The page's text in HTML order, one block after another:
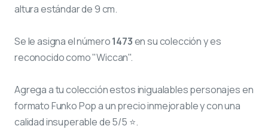
altura estándar de 9 cm.
Se le asigna el número1473en su colección y es
reconocido como "Wiccan".
Agrega a tu colección estos inigualables personajes en
formato Funko Pop a un precio inmejorable y con una
calidad insuperable de 5/5 ⭐.